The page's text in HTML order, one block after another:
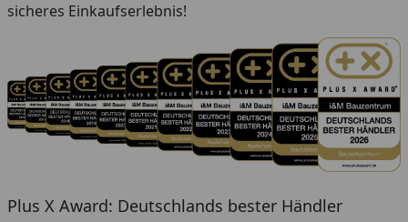
sicheres Einkaufserlebnis!
Plus X Award: Deutschlands bester Händler